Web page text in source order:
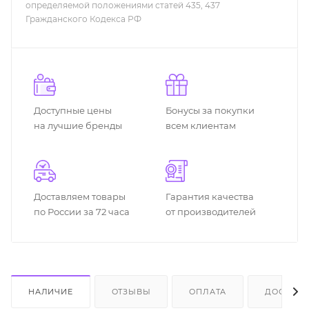
определяемой положениями статей 435, 437
Гражданского Кодекса РФ
Доступные цены
на лучшие бренды
Бонусы за покупки
всем клиентам
Доставляем товары
по России за 72 часа
Гарантия качества
от производителей
НАЛИЧИЕ ОТЗЫВЫ ОПЛАТА